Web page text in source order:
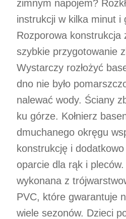
zimnym napojem?
instrukcji w kilka minut i
Rozporowa konstrukcja
szybkie przygotowanie
Wystarczy rozłożyć
dno nie było
nalewać wody. Ściany
ku górze. Kołnierz
dmuchanego okręgu
konstrukcję i
oparcie dla rąk i pleców.
wykonana z
PVC, które gwarantuje
wiele sezonów. Dzieci